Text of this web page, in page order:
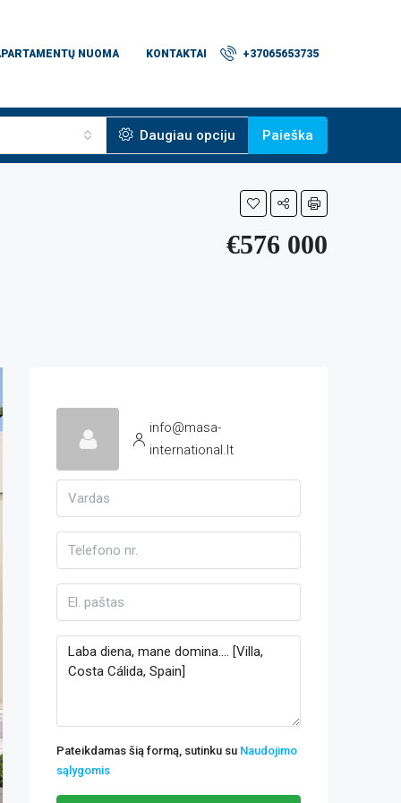
NUOMA KONTAKTAI +37065653735
Daugiau opciju Paieška
€576 000
info@masa-
international.lt
Pateikdamas šią formą, sutinku su Naudojimo
sąlygomis